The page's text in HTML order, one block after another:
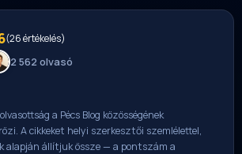
(26 értékelés)
2 562 olvasó
a Pécs Blog közösségének
A cikkeket helyi szerkesztői szemlélettel,
alapján állítjuk össze — a pontszám a